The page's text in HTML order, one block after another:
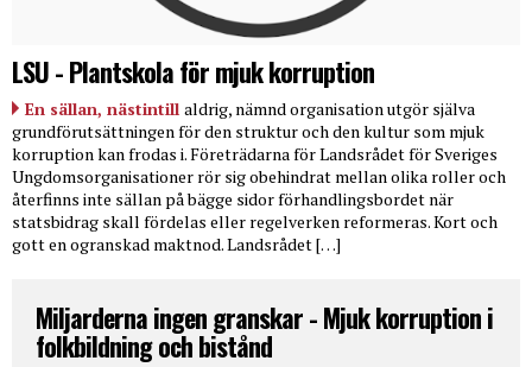
LSU - Plantskola för mjuk korruption
En sällan, nästintill aldrig, nämnd organisation utgör själva
grundförutsättningen för den struktur och den kultur som mjuk
korruption kan frodas i. Företrädarna för Landsrådet för Sveriges
Ungdomsorganisationer rör sig obehindrat mellan olika roller och
återfinns inte sällan på bägge sidor förhandlingsbordet när
statsbidrag skall fördelas eller regelverken reformeras. Kort och
gott en ogranskad maktnod. Landsrådet […]
Miljarderna ingen granskar - Mjuk korruption i
folkbildning och bistånd